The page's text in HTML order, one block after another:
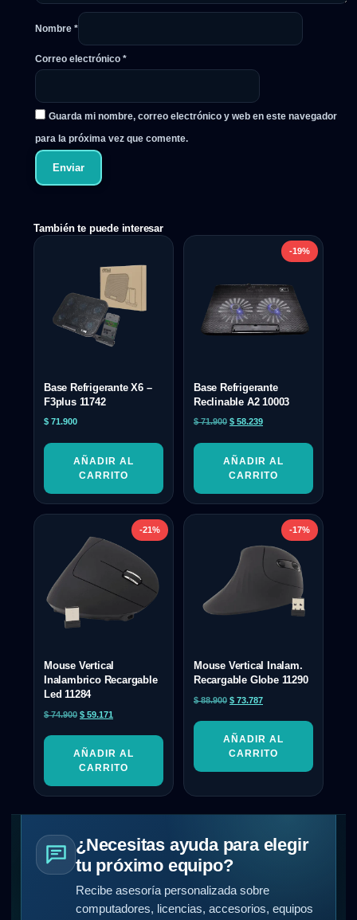
Nombre *
Correo electrónico *
Guarda mi nombre, correo electrónico y web en este navegador
para la próxima vez que comente.
También te puede interesar
Base Refrigerante X6 –
F3plus 11742
$ 71.900
AÑADIR AL
CARRITO
-19%
Base Refrigerante
Reclinable A2 10003
$71.900 $ 58.239
AÑADIR AL
CARRITO
-21%
Mouse Vertical
Inalambrico Recargable
Led 11284
$74.900 $ 59.171
AÑADIR AL
CARRITO
-17%
Mouse Vertical Inalam.
Recargable Globe 11290
$88.900 $ 73.787
AÑADIR AL
CARRITO
¿Necesitas ayuda para elegir
tu próximo equipo?
Recibe asesoría personalizada sobre
computadores, licencias, accesorios, equipos